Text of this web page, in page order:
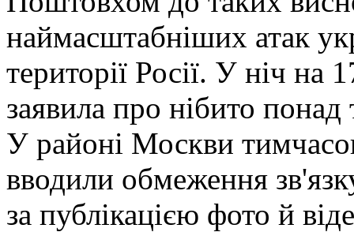
наймасштабніших атак
території Росії. У ніч на
заявила про нібито
У районі Москви
вводили обмеження
за публікацією фото й